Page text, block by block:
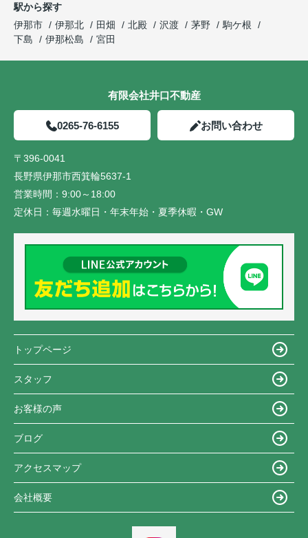
駅から探す
伊那市
伊那北 田畑 北殿 沢渡 茅野
駒ケ根
下島
伊那松島 宮田
有限会社井口不動産
0265-76-6155 お問い合わせ
〒396-0041
長野県伊那市西箕輪5637-1
営業時間： 9:00～18:00
定休日： 毎週水曜日・年末年始・夏季休暇・GW
トップページ
スタッフ
お客様の声
ブログ
アクセスマップ
会社概要